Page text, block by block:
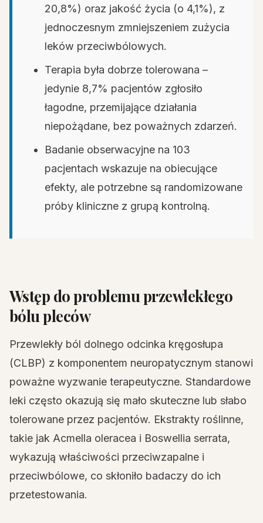
20,8%) oraz jakość życia (o 4,1%), z
jednoczesnym zmniejszeniem zużycia
leków przeciwbólowych.
Terapia była dobrze tolerowana –
jedynie 8,7% pacjentów zgłosiło
łagodne, przemijające działania
niepożądane, bez poważnych zdarzeń.
Badanie obserwacyjne na 103
pacjentach wskazuje na obiecujące
efekty, ale potrzebne są randomizowane
próby kliniczne z grupą kontrolną.
Wstęp do problemu przewlekłego
bólu pleców
Przewlekły ból dolnego odcinka kręgosłupa
(CLBP) z komponentem neuropatycznym stanowi
poważne wyzwanie terapeutyczne. Standardowe
leki często okazują się mało skuteczne lub słabo
tolerowane przez pacjentów. Ekstrakty roślinne,
takie jak Acmella oleracea i Boswellia serrata,
wykazują właściwości przeciwzapalne i
przeciwbólowe, co skłoniło badaczy do ich
przetestowania.